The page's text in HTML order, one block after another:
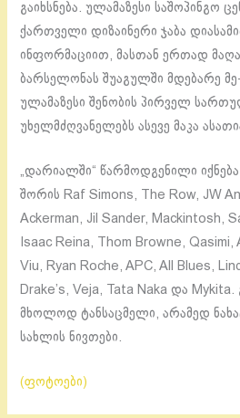
გაიხსნება. ულამაზესი საშოპინგო
ქართველი დიზაინერი ჯაბა
ინფორმაციით, მასთან ერთად
ბარსელონას შუაგულში მდებარე
ულამაზესი შენობის პირველ
უხელმძღვანელებს ასევე მაკა
„დარიალში“ წარმოდგენილი
შორის Raf Simons, The Row, JW
Ackerman, Jil Sander, Mackintosh,
Isaac Reina, Thom Browne,
Viu, Ryan Roche, APC, All Blues,
Drake’s, Veja, Tata Naka და Mykita.
მხოლოდ ტანსაცმელი, არამედ
სახლის ნივთები.
(ფოტოები)